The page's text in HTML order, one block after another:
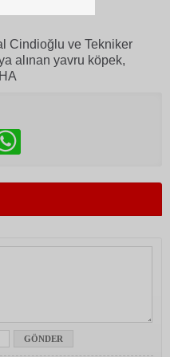
Cindioğlu ve Tekniker
alınan yavru köpek,